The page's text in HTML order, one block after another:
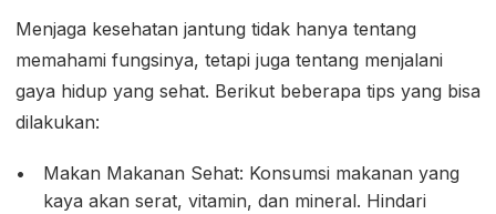
Menjaga kesehatan jantung tidak hanya tentang
memahami fungsinya, tetapi juga tentang menjalani
gaya hidup yang sehat. Berikut beberapa tips yang bisa
dilakukan:
Makan Makanan Sehat: Konsumsi makanan yang
kaya akan serat, vitamin, dan mineral. Hindari